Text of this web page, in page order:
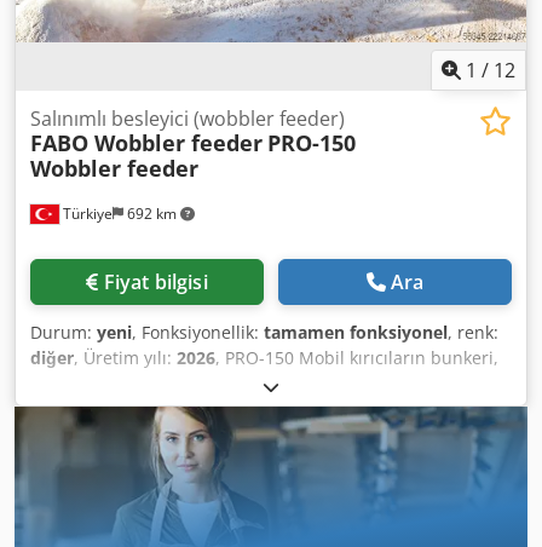
Maks. Kapasite 200-300 T/s • Kapasiteler belirtilen
malzeme yoğunluğuna (1,6 tn/m3) göre hesaplanmıştır
1 / 12
Türkiye 692 km
Salınımlı besleyici (wobbler feeder)
FABO Wobbler feeder PRO-150
Wobbler feeder
Fiyat bilgisi Ara
Durum: yeni, Fonksiyonellik: tamamen fonksiyonel, renk:
diğer, Üretim yılı: 2026, PRO-150 Mobil kırıcıların bunkeri,
mühendislerimiz tarafından üst düzey verimlilikle
çalışacak şekilde kullanıcı odaklı olarak geliştirilmiştir.
Titreşimli besleme bunkerinin titreşim hızı manuel olarak
ayarlanabildiği gibi otomasyon sistemi ile kolayca
yönlendirilmektedir. Bu özellik bunkerin yıpranmasını
önleyerek kullanıcıya daha uzun ve verimli kullanım imkanı
sağlar. Dsdezg Tanspfx Aafjck Kırıcı tesislerinde işlenen